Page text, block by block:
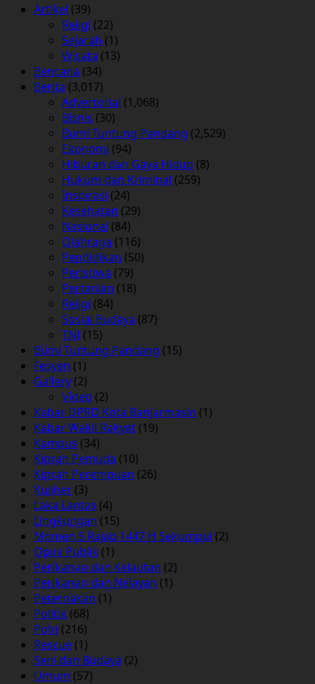
Artikel (39)
Religi (22)
Sejarah (1)
Wisata (13)
Bencana (34)
Berita (3,017)
Advertorial (1,068)
Bisnis (30)
Bumi Tuntung Pandang (2,529)
Ekonomi (94)
Hiburan dan Gaya Hidup (8)
Hukum dan Kriminal (259)
Inspirasi (24)
Kesehatan (29)
Nasional (84)
Olahraga (116)
Pendidikan (50)
Peristiwa (79)
Pertanian (18)
Religi (84)
Sosial Budaya (87)
TNI (15)
Bumi Tuntung Pandang (15)
Fesyen (1)
Gallery (2)
Video (2)
Kabar DPRD Kota Banjarmasin (1)
Kabar Wakil Rakyat (19)
Kampus (34)
Kiprah Pemuda (10)
Kiprah Perempuan (26)
Kuliner (3)
Laka Lantas (4)
Lingkungan (15)
Momen 5 Rajab 1447 H Sekumpul (2)
Opini Publik (1)
Perikanan dan Kelautan (2)
Perikanan dan Nelayan (1)
Peternakan (1)
Politik (68)
Polri (216)
Rescue (1)
Seni dan Budaya (2)
Umum (57)